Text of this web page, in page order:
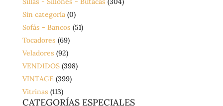
Sin categoría (0)
Sofás - Bancos (51)
Tocadores (69)
Veladores (92)
VENDIDOS (398)
VINTAGE (399)
Vitrinas (113)
CATEGORÍAS ESPECIALES